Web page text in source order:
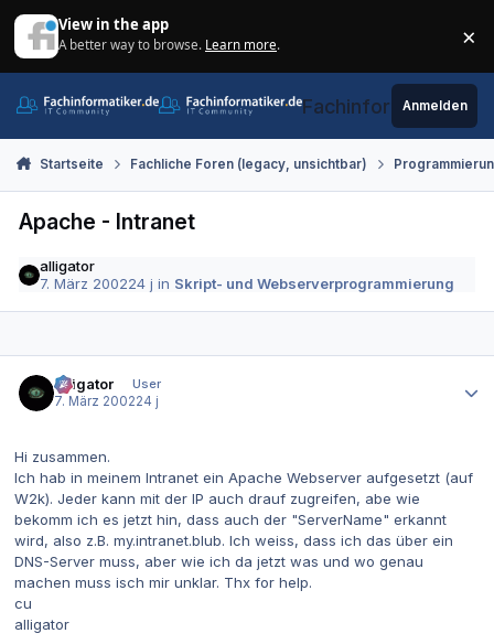
View in the app
A better way to browse. Learn more. ×
Fachinformatiker.de
Anmelden
Startseite Fachliche Foren (legacy, unsichtbar)
Apache - Intranet
alligator
7. März 200224 j in Skript- und Webserverprogrammierung
alligator
User
7. März 200224 j
Hi zusammen.
Ich hab in meinem Intranet ein Apache Webserver aufgesetzt (auf
W2k). Jeder kann mit der IP auch drauf zugreifen, abe wie
bekomm ich es jetzt hin, dass auch der "ServerName" erkannt
wird, also z.B. my.intranet.blub. Ich weiss, dass ich das über ein
DNS-Server muss, aber wie ich da jetzt was und wo genau
machen muss isch mir unklar. Thx for help.
cu
alligator